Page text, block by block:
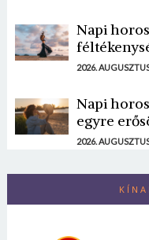
Napi
2026.
Napi
egyre
2026.